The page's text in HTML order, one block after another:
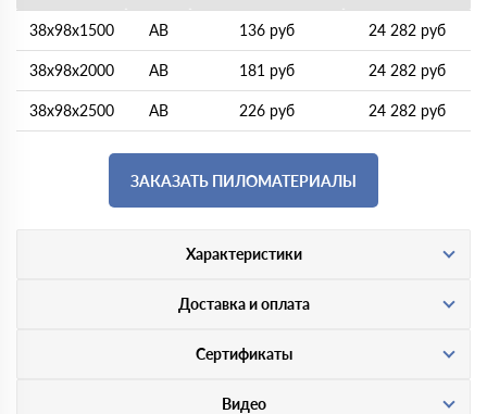
38х98х1500 АВ 136 руб 24 282 руб
38х98х2000 АВ 181 руб 24 282 руб
38х98х2500 АВ 226 руб 24 282 руб
ЗАКАЗАТЬ ПИЛОМАТЕРИАЛЫ
Характеристики
Доставка и оплата
Сертификаты
Видео